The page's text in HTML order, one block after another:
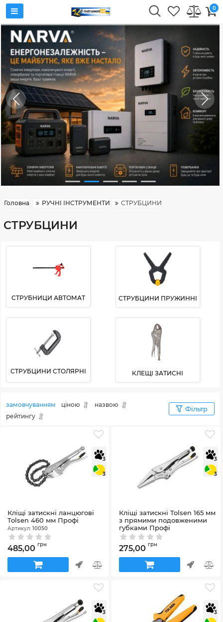
0
Головна РУЧНІ ІНСТРУМЕНТИ СТРУБЦИНИ
СТРУБЦИНИ
СТРУБНИЦИ АВТОМАТ СТРУБЦИНИ ПРУЖИННІ
СТРУБЦИНИ СТОЛЯРНІ КЛЕЩІ ЗАТИСНІ
замовчуванням ціною
назвою
рейтингу
Фільтр
3
3
Кліщі затискні ланцюгові
Tolsen 460 мм Профі
Артикул: 10050
485,00 грн
3
3
Кліщі затискні Tolsen 165 мм
з прямими подовженими
губками Профі
Артикул:10381
275,00 грн
3 3